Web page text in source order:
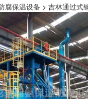
腐保温设备 > 吉林通过式